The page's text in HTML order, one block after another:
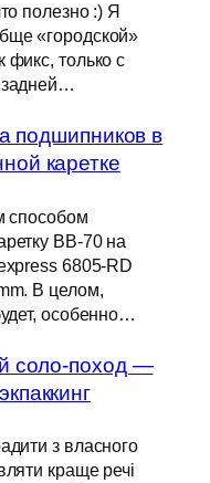
полезно :) Я
«городской»
фикс, только с
подшипников в
каретке
способом
BB-70 на
6805-RD
В целом,
особенно…
соло-поход —
з власного
краще речі